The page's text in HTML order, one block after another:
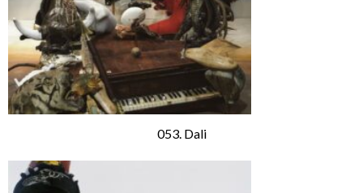
053. Dali